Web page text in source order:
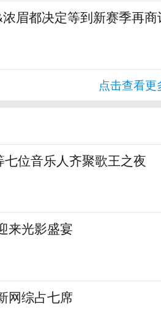
眉都决定等到新赛季再
点击查看更
位音乐人齐聚歌王之夜
来光影盛宴
网综占七席